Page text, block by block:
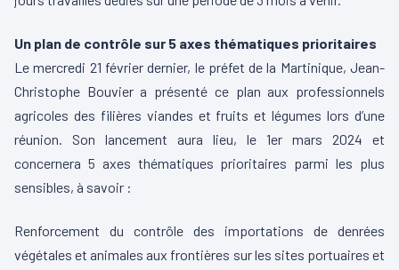
Un plan de contrôle sur 5 axes thématiques prioritaires
Le mercredi 21 février dernier, le préfet de la Martinique, Jean-
Christophe Bouvier a présenté ce plan aux professionnels
agricoles des filières viandes et fruits et légumes lors d’une
réunion. Son lancement aura lieu, le 1er mars 2024 et
concernera 5 axes thématiques prioritaires parmi les plus
sensibles, à savoir :
Renforcement du contrôle des importations de denrées
végétales et animales aux frontières sur les sites portuaires et